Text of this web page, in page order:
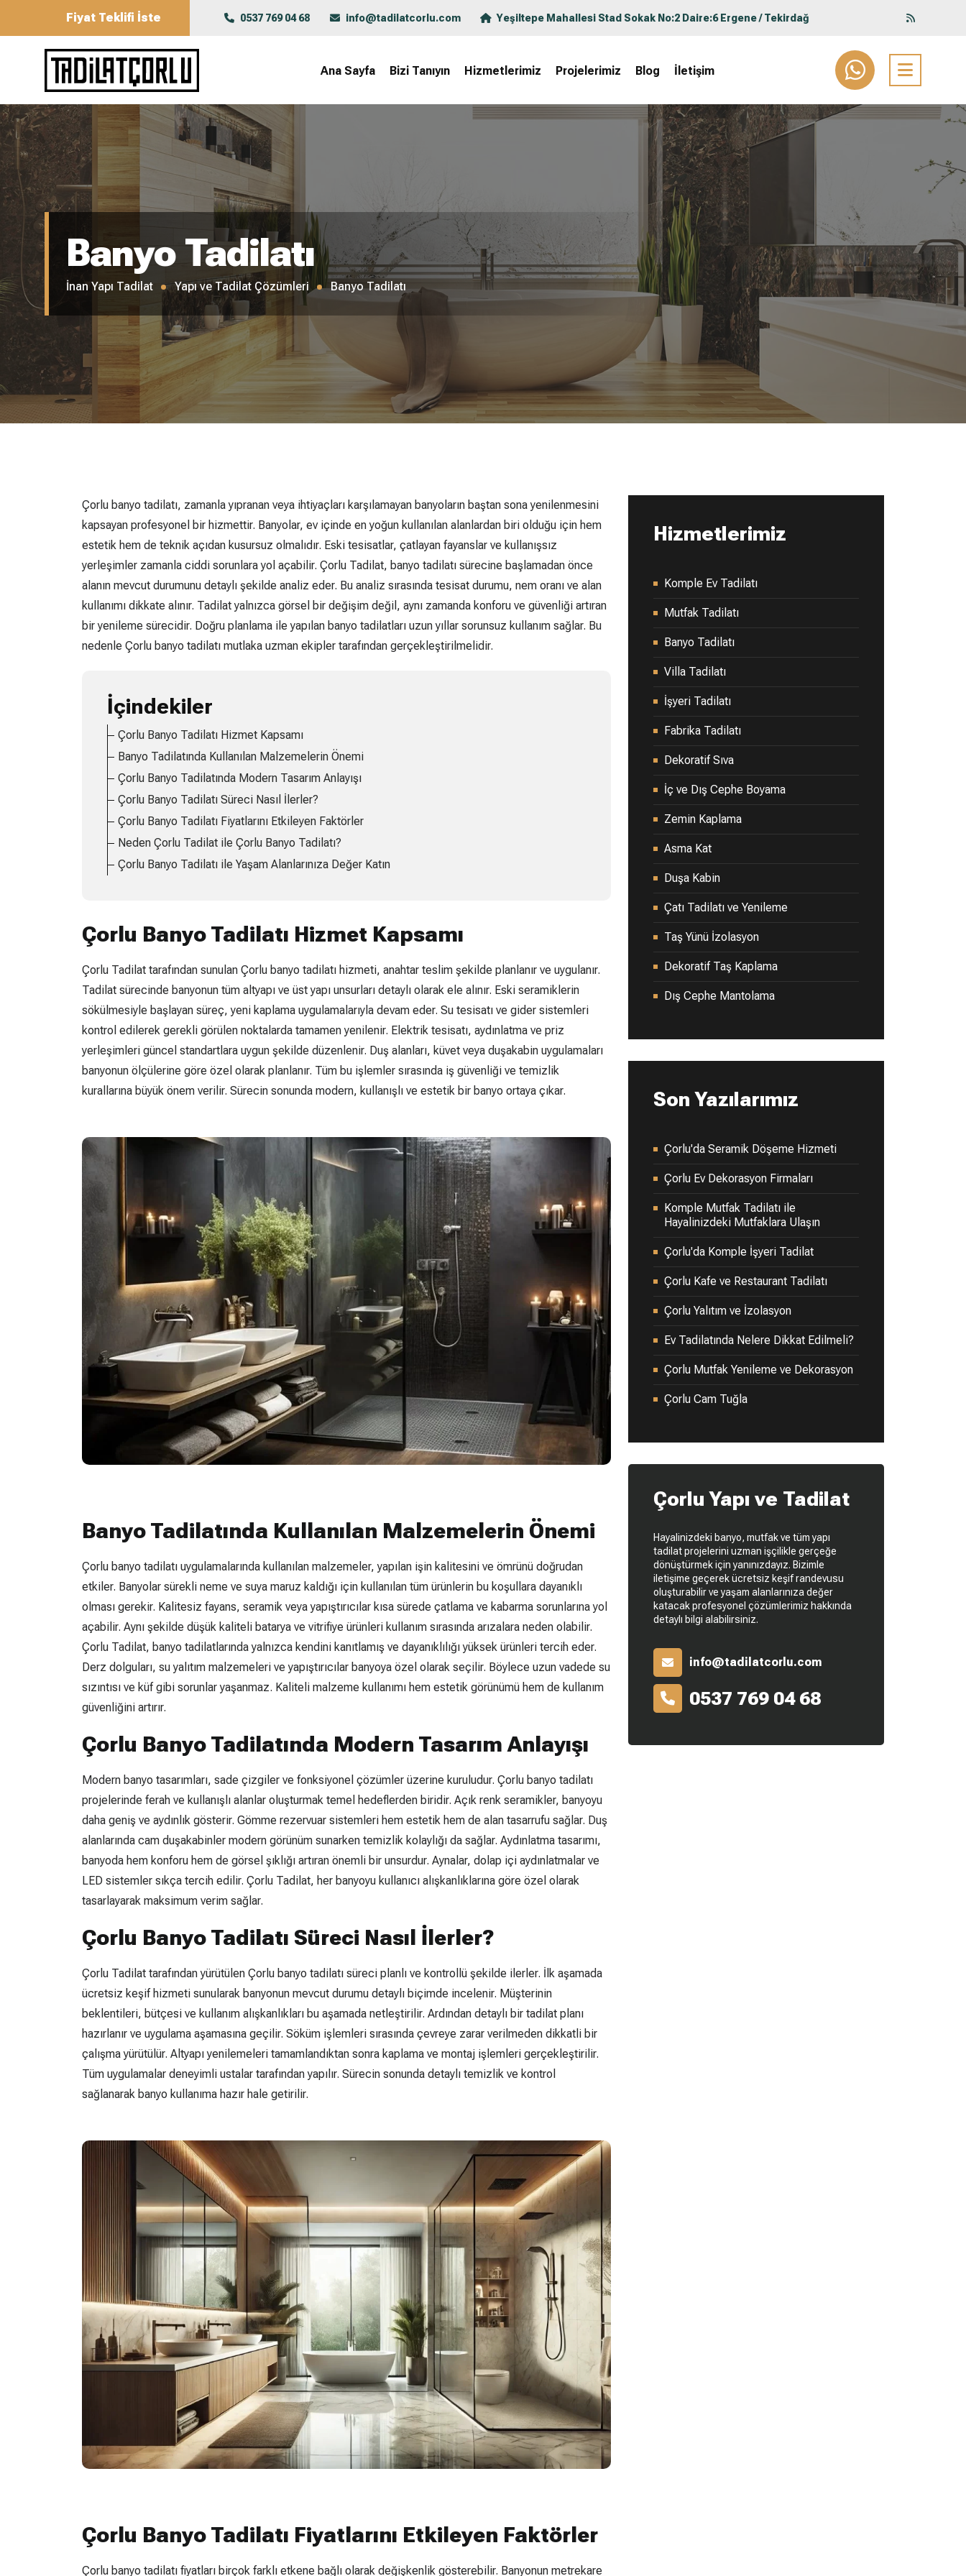
Fiyat Teklifi İste 0537 769 04 68 info@tadilatcorlu.com Yeşiltepe Mahallesi Stad Sokak No:2 Daire:6 Ergene / Tekirdağ
Ana Sayfa Bizi Tanıyın Hizmetlerimiz Projelerimiz Blog İletişim
Banyo Tadilatı
İnan Yapı Tadilat Yapı ve Tadilat Çözümleri Banyo Tadilatı
Hizmetlerimiz
Komple Ev Tadilatı
Mutfak Tadilatı
Banyo Tadilatı
Villa Tadilatı
İşyeri Tadilatı
Fabrika Tadilatı
Dekoratif Sıva
İç ve Dış Cephe Boyama
Zemin Kaplama
Asma Kat
Duşa Kabin
Çatı Tadilatı ve Yenileme
Taş Yünü İzolasyon
Dekoratif Taş Kaplama
Dış Cephe Mantolama
Son Yazılarımız
Çorlu'da Seramik Döşeme Hizmeti
Çorlu Ev Dekorasyon Firmaları
Komple Mutfak Tadilatı ile
Hayalinizdeki Mutfaklara Ulaşın
Çorlu'da Komple İşyeri Tadilat
Çorlu Kafe ve Restaurant Tadilatı
Çorlu Yalıtım ve İzolasyon
Ev Tadilatında Nelere Dikkat Edilmeli?
Çorlu Mutfak Yenileme ve Dekorasyon
Çorlu Cam Tuğla
Çorlu Yapı ve Tadilat
Hayalinizdeki banyo, mutfak ve tüm yapı
tadilat projelerini uzman işçilikle gerçeğe
dönüştürmek için yanınızdayız. Bizimle
iletişime geçerek ücretsiz keşif randevusu
oluşturabilir ve yaşam alanlarınıza değer
katacak profesyonel çözümlerimiz hakkında
detaylı bilgi alabilirsiniz.
info@tadilatcorlu.com
0537 769 04 68
Çorlu banyo tadilatı, zamanla yıpranan veya ihtiyaçları karşılamayan banyoların baştan sona yenilenmesini
kapsayan profesyonel bir hizmettir. Banyolar, ev içinde en yoğun kullanılan alanlardan biri olduğu için hem
estetik hem de teknik açıdan kusursuz olmalıdır. Eski tesisatlar, çatlayan fayanslar ve kullanışsız
yerleşimler zamanla ciddi sorunlara yol açabilir. Çorlu Tadilat, banyo tadilatı sürecine başlamadan önce
alanın mevcut durumunu detaylı şekilde analiz eder. Bu analiz sırasında tesisat durumu, nem oranı ve alan
kullanımı dikkate alınır. Tadilat yalnızca görsel bir değişim değil, aynı zamanda konforu ve güvenliği artıran
bir yenileme sürecidir. Doğru planlama ile yapılan banyo tadilatları uzun yıllar sorunsuz kullanım sağlar. Bu
nedenle Çorlu banyo tadilatı mutlaka uzman ekipler tarafından gerçekleştirilmelidir.
İçindekiler
Çorlu Banyo Tadilatı Hizmet Kapsamı
Banyo Tadilatında Kullanılan Malzemelerin Önemi
Çorlu Banyo Tadilatında Modern Tasarım Anlayışı
Çorlu Banyo Tadilatı Süreci Nasıl İlerler?
Çorlu Banyo Tadilatı Fiyatlarını Etkileyen Faktörler
Neden Çorlu Tadilat ile Çorlu Banyo Tadilatı?
Çorlu Banyo Tadilatı ile Yaşam Alanlarınıza Değer Katın
Çorlu Banyo Tadilatı Hizmet Kapsamı
Çorlu Tadilat tarafından sunulan Çorlu banyo tadilatı hizmeti, anahtar teslim şekilde planlanır ve uygulanır.
Tadilat sürecinde banyonun tüm altyapı ve üst yapı unsurları detaylı olarak ele alınır. Eski seramiklerin
sökülmesiyle başlayan süreç, yeni kaplama uygulamalarıyla devam eder. Su tesisatı ve gider sistemleri
kontrol edilerek gerekli görülen noktalarda tamamen yenilenir. Elektrik tesisatı, aydınlatma ve priz
yerleşimleri güncel standartlara uygun şekilde düzenlenir. Duş alanları, küvet veya duşakabin uygulamaları
banyonun ölçülerine göre özel olarak planlanır. Tüm bu işlemler sırasında iş güvenliği ve temizlik
kurallarına büyük önem verilir. Sürecin sonunda modern, kullanışlı ve estetik bir banyo ortaya çıkar.
Banyo Tadilatında Kullanılan Malzemelerin Önemi
Çorlu banyo tadilatı uygulamalarında kullanılan malzemeler, yapılan işin kalitesini ve ömrünü doğrudan
etkiler. Banyolar sürekli neme ve suya maruz kaldığı için kullanılan tüm ürünlerin bu koşullara dayanıklı
olması gerekir. Kalitesiz fayans, seramik veya yapıştırıcılar kısa sürede çatlama ve kabarma sorunlarına yol
açabilir. Aynı şekilde düşük kaliteli batarya ve vitrifiye ürünleri kullanım sırasında arızalara neden olabilir.
Çorlu Tadilat, banyo tadilatlarında yalnızca kendini kanıtlamış ve dayanıklılığı yüksek ürünleri tercih eder.
Derz dolguları, su yalıtım malzemeleri ve yapıştırıcılar banyoya özel olarak seçilir. Böylece uzun vadede su
sızıntısı ve küf gibi sorunlar yaşanmaz. Kaliteli malzeme kullanımı hem estetik görünümü hem de kullanım
güvenliğini artırır.
Çorlu Banyo Tadilatında Modern Tasarım Anlayışı
Modern banyo tasarımları, sade çizgiler ve fonksiyonel çözümler üzerine kuruludur. Çorlu banyo tadilatı
projelerinde ferah ve kullanışlı alanlar oluşturmak temel hedeflerden biridir. Açık renk seramikler, banyoyu
daha geniş ve aydınlık gösterir. Gömme rezervuar sistemleri hem estetik hem de alan tasarrufu sağlar. Duş
alanlarında cam duşakabinler modern görünüm sunarken temizlik kolaylığı da sağlar. Aydınlatma tasarımı,
banyoda hem konforu hem de görsel şıklığı artıran önemli bir unsurdur. Aynalar, dolap içi aydınlatmalar ve
LED sistemler sıkça tercih edilir. Çorlu Tadilat, her banyoyu kullanıcı alışkanlıklarına göre özel olarak
tasarlayarak maksimum verim sağlar.
Çorlu Banyo Tadilatı Süreci Nasıl İlerler?
Çorlu Tadilat tarafından yürütülen Çorlu banyo tadilatı süreci planlı ve kontrollü şekilde ilerler. İlk aşamada
ücretsiz keşif hizmeti sunularak banyonun mevcut durumu detaylı biçimde incelenir. Müşterinin
beklentileri, bütçesi ve kullanım alışkanlıkları bu aşamada netleştirilir. Ardından detaylı bir tadilat planı
hazırlanır ve uygulama aşamasına geçilir. Söküm işlemleri sırasında çevreye zarar verilmeden dikkatli bir
çalışma yürütülür. Altyapı yenilemeleri tamamlandıktan sonra kaplama ve montaj işlemleri gerçekleştirilir.
Tüm uygulamalar deneyimli ustalar tarafından yapılır. Sürecin sonunda detaylı temizlik ve kontrol
sağlanarak banyo kullanıma hazır hale getirilir.
Çorlu Banyo Tadilatı Fiyatlarını Etkileyen Faktörler
Çorlu banyo tadilatı fiyatları birçok farklı etkene bağlı olarak değişkenlik gösterebilir. Banyonun metrekare